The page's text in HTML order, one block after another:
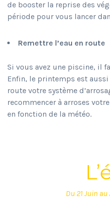
de booster la reprise des
période pour vous lancer
Remettre l’eau en route
Si vous avez une piscine, il
Enfin, le printemps est aussi
route votre système
recommencer à arroses
en fonction de la météo.
Du 21 Juin